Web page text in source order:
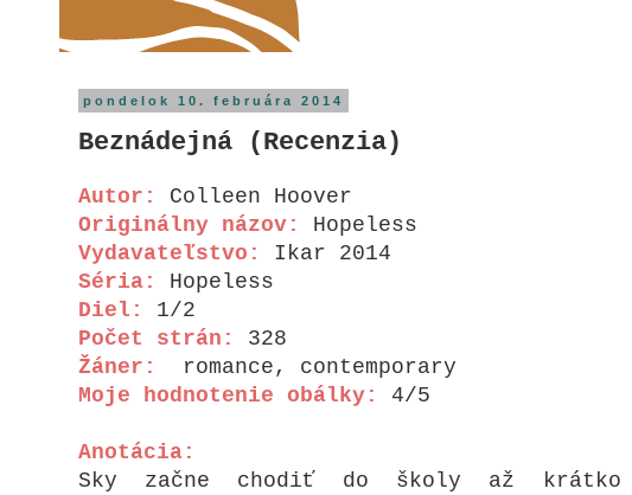
pondelok 10. februára 2014
Beznádejná (Recenzia)
Autor:
Colleen Hoover
Originálny názov:
Hopeless
Vydavateľstvo:
Ikar 2014
Séria:
Hopeless
Diel:
1/2
Počet strán:
328
Žáner:
romance, contemporary
Moje hodnotenie obálky:
4/5
Anotácia:
Sky začne chodiť do školy až krátko